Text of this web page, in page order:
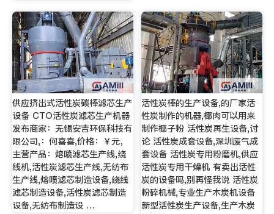
供应挤出式活性炭碳棒滤芯生产
设备 CTO活性炭滤芯生产机器
发布商家：无锡安吉环保科技有
限公司,：何喜喜,价格：￥元，
主营产品：熔喷滤芯生产线,绕
线机,活性炭滤芯生产线,无纺布
生产线,熔喷滤芯制造设备,绕线
滤芯制造设备,活性炭滤芯制造
设备,无纺布制造设 …
活性炭棒的生产设备,的厂家活
性炭制作的机器,椰肉可以用来
制作椰子粉 活性炭再生设备,讨
论 活性炭成套设备,深圳废气成
套设备 活性炭专用粉磨机,供应
活性炭专用干燥机 有卖出活性
炭的设备吗,别再怪我说 活性炭
粉碎机械,专业生产木炭机设备
新型活性炭生产设备,生产木炭